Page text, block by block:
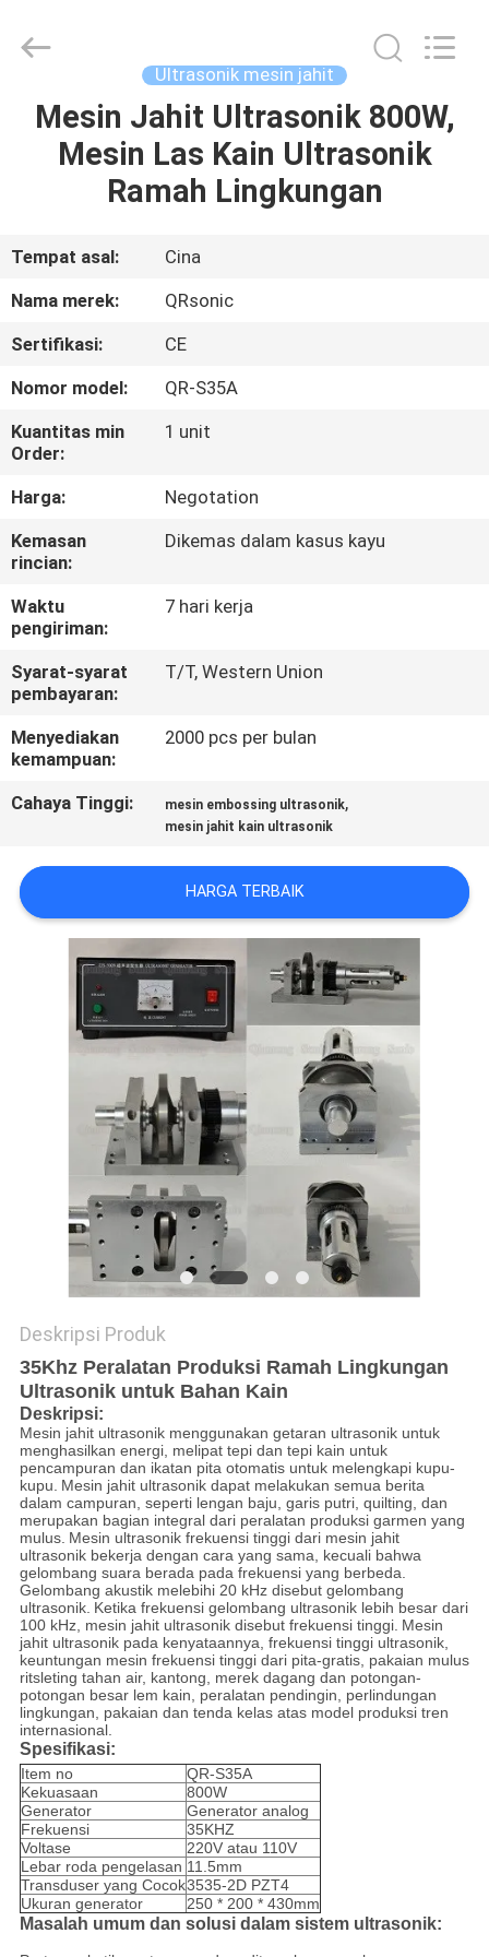
RUMAH
PRODUK
TENTANG
KAMI
TUR
PABRIK
KONTROL
KUALITAS
HUBUNGI
KAMI
BERITA
KASUS
MINTA
PENAWARAN
SITEMAP
KEBIJAKAN
Equipment
Co.,Ltd.
Reserved.
Ultrasonik mesin jahit
Mesin Jahit Ultrasonik 800W,
Mesin Las Kain Ultrasonik
Ramah Lingkungan
Tempat asal:
Cina
Nama merek:
QRsonic
Sertifikasi:
CE
Nomor model:
QR-S35A
Kuantitas min
Order:
1 unit
Harga:
Negotation
Kemasan
rincian:
Dikemas dalam kasus kayu
Waktu
pengiriman:
7 hari kerja
Syarat-syarat
pembayaran:
T/T, Western Union
Menyediakan
kemampuan:
2000 pcs per bulan
Cahaya Tinggi: mesin embossing ultrasonik,
mesin jahit kain ultrasonik
HARGA TERBAIK
Deskripsi Produk
35Khz Peralatan Produksi Ramah Lingkungan
Ultrasonik untuk Bahan Kain
Deskripsi:
Mesin jahit ultrasonik menggunakan getaran ultrasonik untuk
menghasilkan energi, melipat tepi dan tepi kain untuk
pencampuran dan ikatan pita otomatis untuk melengkapi kupu-
kupu. Mesin jahit ultrasonik dapat melakukan semua berita
dalam campuran, seperti lengan baju, garis putri, quilting, dan
merupakan bagian integral dari peralatan produksi garmen yang
mulus. Mesin ultrasonik frekuensi tinggi dari mesin jahit
ultrasonik bekerja dengan cara yang sama, kecuali bahwa
gelombang suara berada pada frekuensi yang berbeda.
Gelombang akustik melebihi 20 kHz disebut gelombang
ultrasonik. Ketika frekuensi gelombang ultrasonik lebih besar dari
100 kHz, mesin jahit ultrasonik disebut frekuensi tinggi. Mesin
jahit ultrasonik pada kenyataannya, frekuensi tinggi ultrasonik,
keuntungan mesin frekuensi tinggi dari pita-gratis, pakaian mulus
ritsleting tahan air, kantong, merek dagang dan potongan-
potongan besar lem kain, peralatan pendingin, perlindungan
lingkungan, pakaian dan tenda kelas atas model produksi tren
internasional.
Spesifikasi:
Item no
QR-S35A
Kekuasaan
800W
Generator
Generator analog
Frekuensi
35KHZ
Voltase
220V atau 110V
Lebar roda pengelasan 11.5mm
Transduser yang Cocok3535-2D PZT4
Ukuran generator
250 * 200 * 430mm
Masalah umum dan solusi dalam sistem ultrasonik: